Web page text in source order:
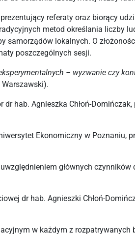
referaty oraz biorący
metod określania liczby
samorządów lokalnych. O
poszczególnych sesji.
– wyzwanie czy
dr hab. Agnieszka Chłoń-
Ekonomiczny w Poznaniu,
głównych
dr hab. Agnieszki Chłoń-
w każdym z rozpatrywanych